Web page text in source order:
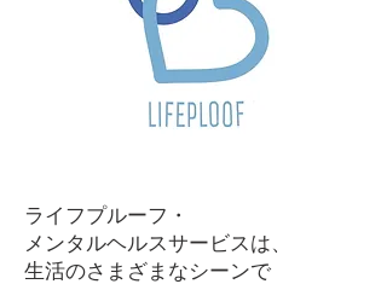
ライフプルーフ・
メンタルヘルスサービスは、
生活のさまざまなシーンで